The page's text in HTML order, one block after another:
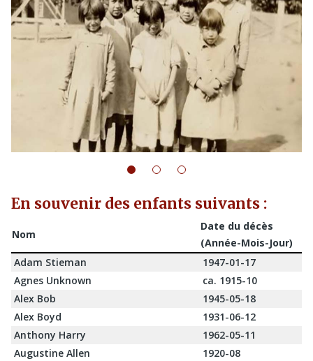
En souvenir des enfants suivants :
Nom
Date du décès
(Année-Mois-Jour)
Adam Stieman
1947-01-17
Agnes Unknown
ca. 1915-10
Alex Bob
1945-05-18
Alex Boyd
1931-06-12
Anthony Harry
1962-05-11
Augustine Allen
1920-08